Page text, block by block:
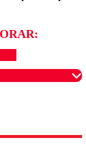
garantizar un